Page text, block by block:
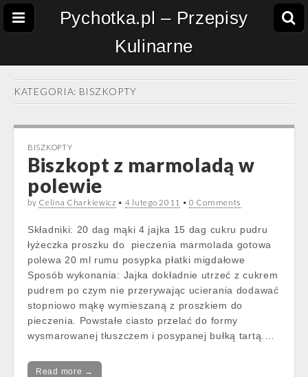
Pychotka.pl – Przepisy
Kulinarne
KATEGORIA: BISZKOPTY
BISZKOPTY
Biszkopt z marmoladą w
polewie
by Celina Charkiewicz • 4 lutego 2011 •0 Comments
Składniki: 20 dag mąki 4 jajka 15 dag cukru pudru
łyżeczka proszku do pieczenia marmolada gotowa
polewa 20 ml rumu posypka płatki migdałowe
Sposób wykonania: Jajka dokładnie utrzeć z cukrem
pudrem po czym nie przerywając ucierania dodawać
stopniowo mąkę wymieszaną z proszkiem do
pieczenia. Powstałe ciasto przelać do formy
wysmarowanej tłuszczem i posypanej bułką tartą.…
Read more →